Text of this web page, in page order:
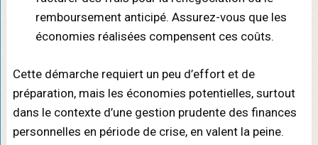
remboursement anticipé. Assurez-vous que les
économies réalisées compensent ces coûts.
Cette démarche requiert un peu d’effort et de
préparation, mais les économies potentielles, surtout
dans le contexte d’une gestion prudente des finances
personnelles en période de crise, en valent la peine.